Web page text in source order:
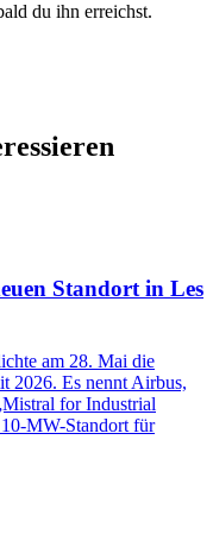
du ihn erreichst.
Standort in Les
am 28. Mai die
2026. Es nennt Airbus,
for Industrial
MW-Standort für